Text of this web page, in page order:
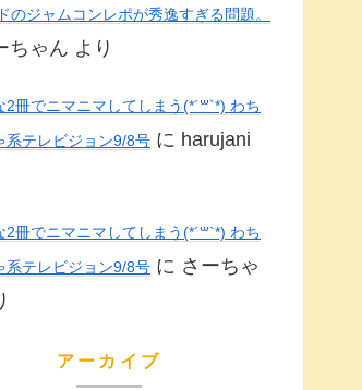
のジャムコンレポが秀逸すぎる問題。
ちゃん より
2冊でニマニマしてしまう(*´꒳`*) わち
系テレビジョン9/8号 に harujani
2冊でニマニマしてしまう(*´꒳`*) わち
系テレビジョン9/8号 に さーちゃ
アーカイブ